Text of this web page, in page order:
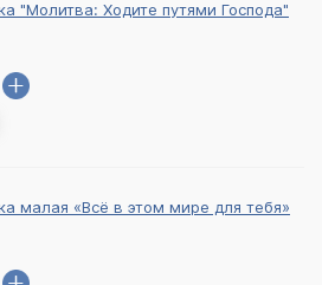
"Молитва: Ходите путями Господа"
малая «Всё в этом мире для тебя»